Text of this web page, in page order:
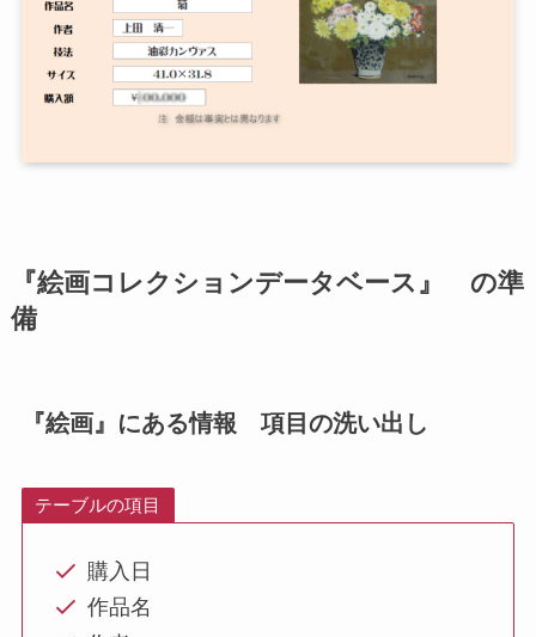
『絵画コレクションデータベース』 の準
備
『絵画』にある情報 項目の洗い出し
テーブルの項目
購入日
作品名